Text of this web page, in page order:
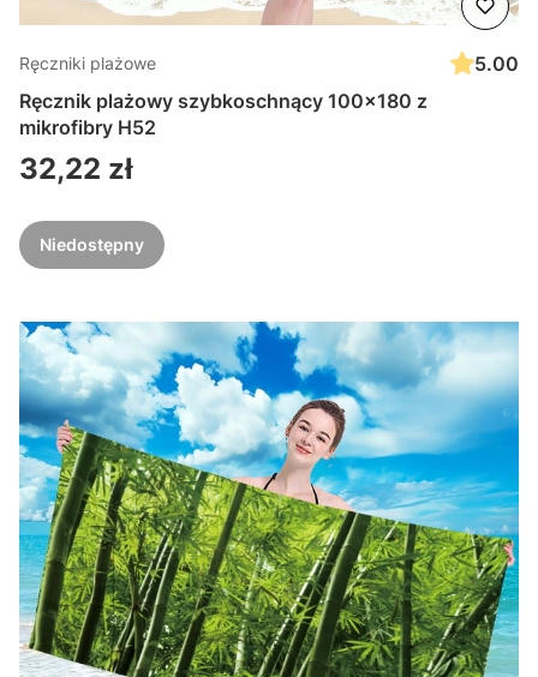
Ręczniki plażowe
5.00
Ręcznik plażowy szybkoschnący 100x180 z
mikrofibry H52
Cena
32,22 zł
Niedostępny